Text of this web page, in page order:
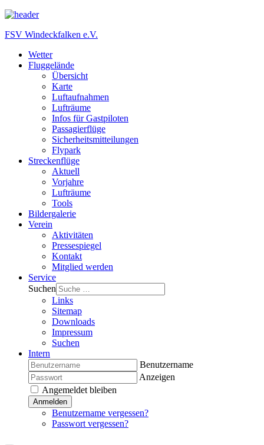
FSV Windeckfalken e.V.
Wetter
Fluggelände
Übersicht
Karte
Luftaufnahmen
Lufträume
Infos für Gastpiloten
Passagierflüge
Sicherheitsmitteilungen
Flypark
Streckenflüge
Aktuell
Vorjahre
Lufträume
Tools
Bildergalerie
Verein
Aktivitäten
Pressespiegel
Kontakt
Mitglied werden
Service
Suchen
Links
Sitemap
Downloads
Impressum
Suchen
Intern
Benutzername
Anzeigen
Angemeldet bleiben
Anmelden
Benutzername vergessen?
Passwort vergessen?